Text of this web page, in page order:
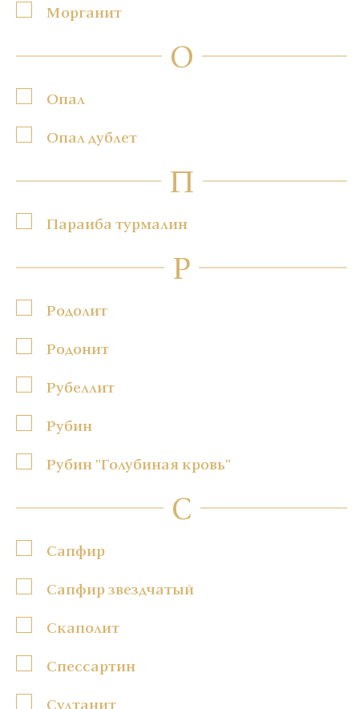
Морганит
О
Опал
Опал дублет
П
Параиба турмалин
Р
Родолит
Родонит
Рубеллит
Рубин
Рубин "Голубиная кровь"
С
Сапфир
Сапфир звездчатый
Скаполит
Спессартин
Султанит